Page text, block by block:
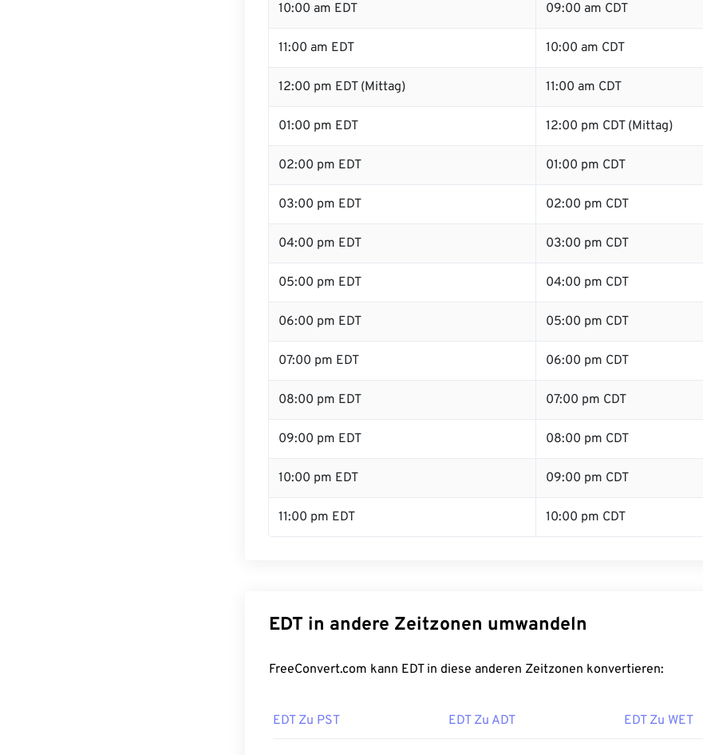
10:00 am EDT 09:00 am CDT
11:00 am EDT 10:00 am CDT
12:00 pm EDT (Mittag) 11:00 am CDT
01:00 pm EDT 12:00 pm CDT (Mittag)
02:00 pm EDT 01:00 pm CDT
03:00 pm EDT 02:00 pm CDT
04:00 pm EDT 03:00 pm CDT
05:00 pm EDT 04:00 pm CDT
06:00 pm EDT 05:00 pm CDT
07:00 pm EDT 06:00 pm CDT
08:00 pm EDT 07:00 pm CDT
09:00 pm EDT 08:00 pm CDT
10:00 pm EDT 09:00 pm CDT
11:00 pm EDT 10:00 pm CDT
EDT in andere Zeitzonen umwandeln
FreeConvert.com kann EDT in diese anderen Zeitzonen konvertieren:
EDT Zu PST EDT Zu ADT EDT Zu WET